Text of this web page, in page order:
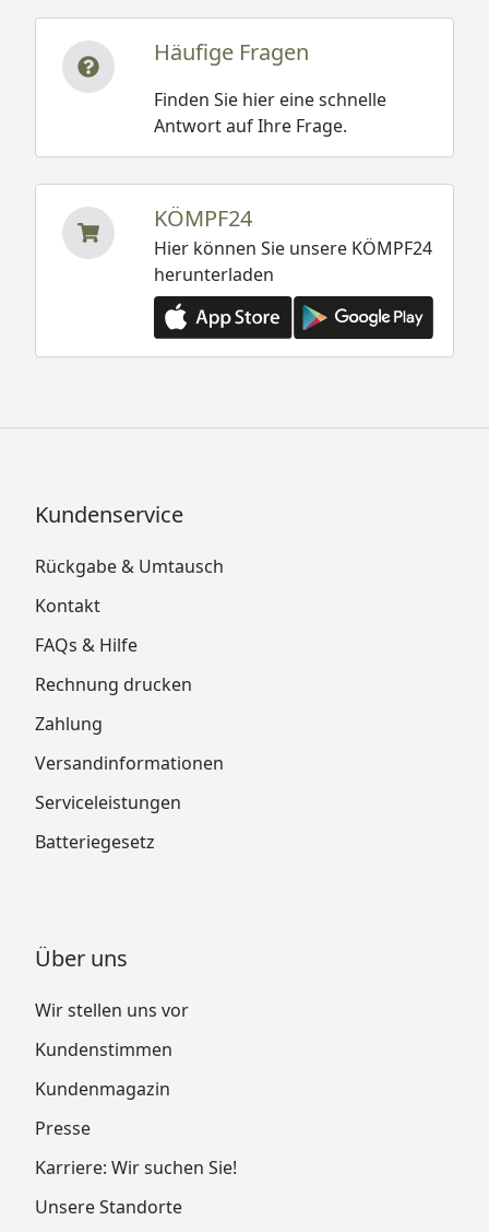
Häufige Fragen
Finden Sie hier eine schnelle
Antwort auf Ihre Frage.
KÖMPF24
Hier können Sie unsere KÖMPF24
herunterladen
Kundenservice
Rückgabe & Umtausch
Kontakt
FAQs & Hilfe
Rechnung drucken
Zahlung
Versandinformationen
Serviceleistungen
Batteriegesetz
Über uns
Wir stellen uns vor
Kundenstimmen
Kundenmagazin
Presse
Karriere: Wir suchen Sie!
Unsere Standorte